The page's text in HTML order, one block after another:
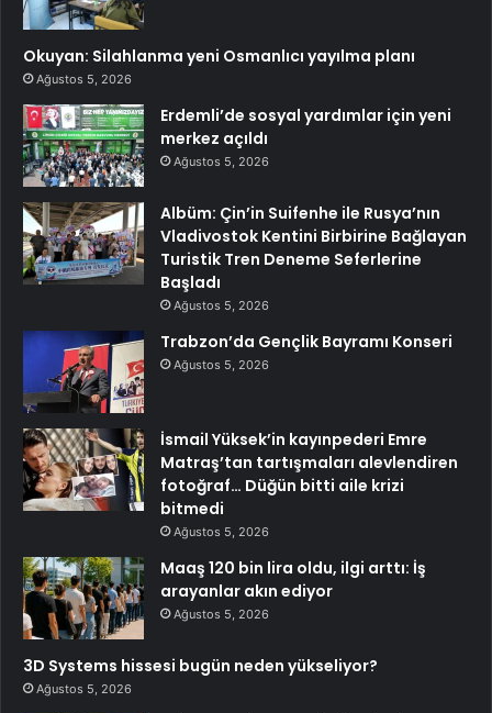
Okuyan: Silahlanma yeni Osmanlıcı yayılma planı
Ağustos 5, 2026
Erdemli’de sosyal yardımlar için yeni
merkez açıldı
Ağustos 5, 2026
Albüm: Çin’in Suifenhe ile Rusya’nın
Vladivostok Kentini Birbirine Bağlayan
Turistik Tren Deneme Seferlerine
Başladı
Ağustos 5, 2026
Trabzon’da Gençlik Bayramı Konseri
Ağustos 5, 2026
İsmail Yüksek’in kayınpederi Emre
Matraş’tan tartışmaları alevlendiren
fotoğraf… Düğün bitti aile krizi
bitmedi
Ağustos 5, 2026
Maaş 120 bin lira oldu, ilgi arttı: İş
arayanlar akın ediyor
Ağustos 5, 2026
3D Systems hissesi bugün neden yükseliyor?
Ağustos 5, 2026